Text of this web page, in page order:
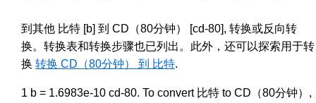
到其他 比特 [b] 到 CD（80分钟） [cd-80], 转换或反向转
换。转换表和转换步骤也已列出。此外，还可以探索用于转
换 转换 CD（80分钟） 到 比特.
1 b = 1.6983e-10 cd-80. To convert 比特 to CD（80分钟）,